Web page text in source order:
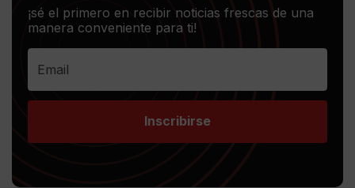
¡sé el primero en recibir noticias frescas de una
manera conveniente para ti!
Inscribirse